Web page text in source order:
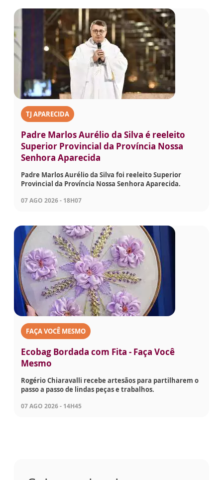
TJ APARECIDA
Padre Marlos Aurélio da Silva é reeleito
Superior Provincial da Província Nossa
Senhora Aparecida
Padre Marlos Aurélio da Silva foi reeleito Superior
Provincial da Província Nossa Senhora Aparecida.
07 AGO 2026 - 18H07
FAÇA VOCÊ MESMO
Ecobag Bordada com Fita - Faça Você
Mesmo
Rogério Chiaravalli recebe artesãos para partilharem o
passo a passo de lindas peças e trabalhos.
07 AGO 2026 - 14H45